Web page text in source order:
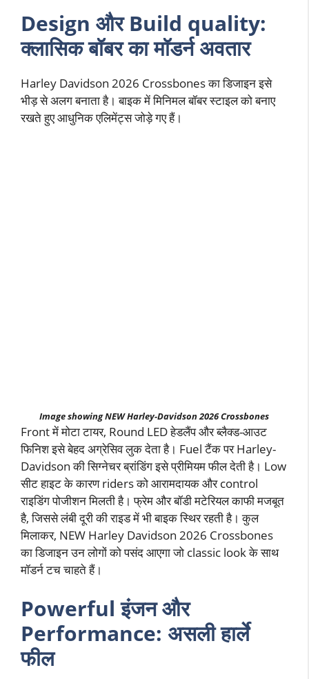
Design और Build quality:
क्लासिक बॉबर का मॉडर्न अवतार
Harley Davidson 2026 Crossbones का डिजाइन इसे
भीड़ से अलग बनाता है। बाइक में मिनिमल बॉबर स्टाइल को बनाए
रखते हुए आधुनिक एलिमेंट्स जोड़े गए हैं।
Image showing NEW Harley-Davidson 2026 Crossbones
Front में मोटा टायर, Round LED हेडलैंप और ब्लैक्ड-आउट
फिनिश इसे बेहद अग्रेसिव लुक देता है। Fuel टैंक पर Harley-
Davidson की सिग्नेचर ब्रांडिंग इसे प्रीमियम फील देती है। Low
सीट हाइट के कारण riders को आरामदायक और control
राइडिंग पोजीशन मिलती है। फ्रेम और बॉडी मटेरियल काफी मजबूत
है, जिससे लंबी दूरी की राइड में भी बाइक स्थिर रहती है। कुल
मिलाकर, NEW Harley Davidson 2026 Crossbones
का डिजाइन उन लोगों को पसंद आएगा जो classic look के साथ
मॉडर्न टच चाहते हैं।
Powerful इंजन और
Performance: असली हार्ले
फील